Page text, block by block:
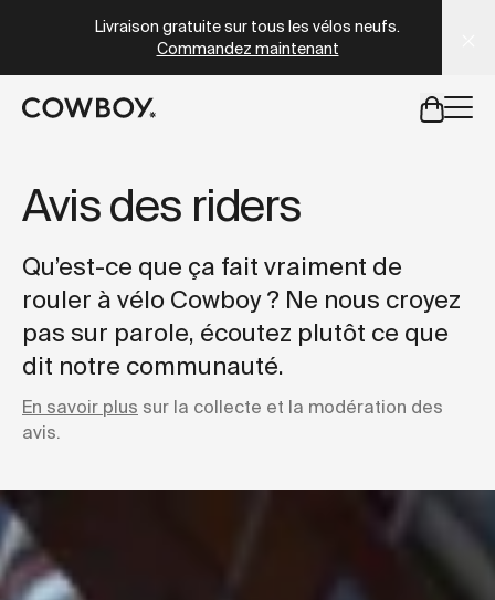
Livraison gratuite sur tous les vélos neufs.
Commandez maintenant
Avis des riders
Qu’est-ce que ça fait vraiment de
rouler à vélo Cowboy ? Ne nous croyez
pas sur parole, écoutez plutôt ce que
dit notre communauté.
En savoir plus sur la collecte et la modération des
avis.